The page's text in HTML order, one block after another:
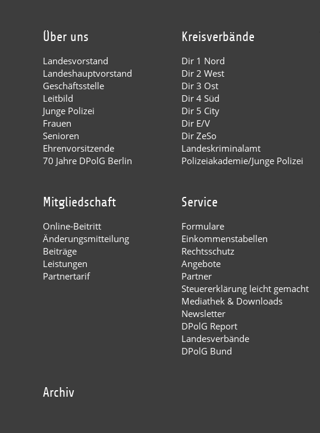
Über uns
Landesvorstand
Landeshauptvorstand
Geschäftsstelle
Leitbild
Junge Polizei
Frauen
Senioren
Ehrenvorsitzende
70 Jahre DPolG Berlin
Kreisverbände
Dir 1 Nord
Dir 2 West
Dir 3 Ost
Dir 4 Süd
Dir 5 City
Dir E/V
Dir ZeSo
Landeskriminalamt
Polizeiakademie/Junge Polizei
Mitgliedschaft
Online-Beitritt
Änderungsmitteilung
Beiträge
Leistungen
Partnertarif
Service
Formulare
Einkommenstabellen
Rechtsschutz
Angebote
Partner
Steuererklärung leicht gemacht
Mediathek & Downloads
Newsletter
DPolG Report
Landesverbände
DPolG Bund
Archiv